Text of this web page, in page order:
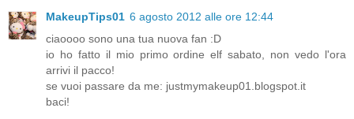
MakeupTips01 6 agosto 2012 alle ore 12:44
ciaoooo sono una tua nuova fan :D
io ho fatto il mio primo ordine elf sabato, non vedo l'ora
arrivi il pacco!
se vuoi passare da me: justmymakeup01.blogspot.it
baci!